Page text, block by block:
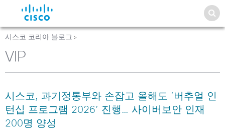
시스코 코리아 블로그 >
VIP
시스코, 과기정통부와 손잡고 올해도 ‘버추얼 인
턴십 프로그램 2026’ 진행… 사이버보안 인재
200명 양성